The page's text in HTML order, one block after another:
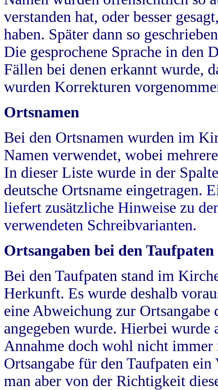
verstanden hat, oder besser
haben. Später dann so
Die gesprochene Sprache in
Fällen bei denen erkannt wurde,
wurden Korrekturen
Ortsnamen
Bei den Ortsnamen wurden im
Namen verwendet, wobei
In dieser Liste wurde in der
deutsche Ortsname eingetragen.
liefert zusätzliche Hinweise zu
verwendeten Schreibvarianten.
Ortsangaben bei den Taufpaten
Bei den Taufpaten stand im
Herkunft. Es wurde deshalb
eine Abweichung zur
angegeben wurde. Hierbei wurde
Annahme doch wohl nicht
Ortsangabe für den Taufpaten
man aber von der Richtigkeit